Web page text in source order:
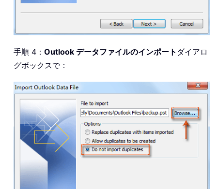
手順 4： Outlook データファイルのインポート ダイアロ
グボックスで：